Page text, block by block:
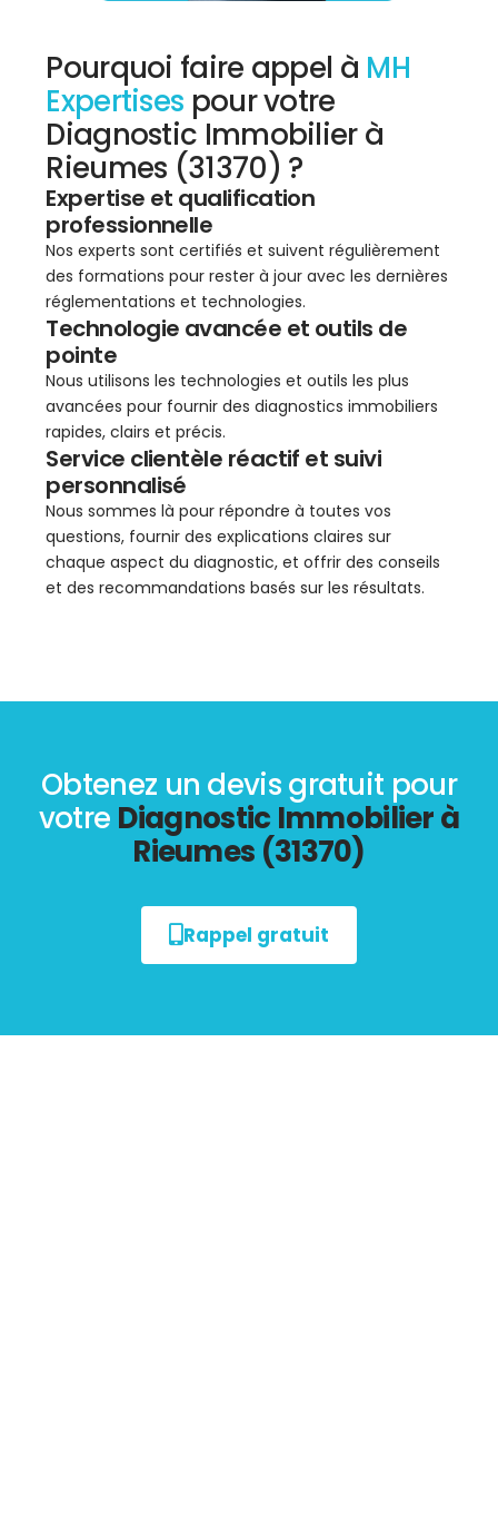
Pourquoi faire appel à MH
Expertises pour votre
Diagnostic Immobilier à
Rieumes (31370) ?
Expertise et qualification
professionnelle
Nos experts sont certifiés et suivent régulièrement
des formations pour rester à jour avec les dernières
réglementations et technologies.
Technologie avancée et outils de
pointe
Nous utilisons les technologies et outils les plus
avancées pour fournir des diagnostics immobiliers
rapides, clairs et précis.
Service clientèle réactif et suivi
personnalisé
Nous sommes là pour répondre à toutes vos
questions, fournir des explications claires sur
chaque aspect du diagnostic, et offrir des conseils
et des recommandations basés sur les résultats.
Obtenez un devis gratuit pour
votre Diagnostic Immobilier à
Rieumes (31370)
Rappel gratuit